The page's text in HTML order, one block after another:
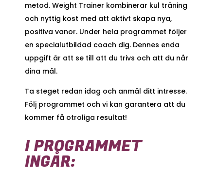
metod. Weight Trainer kombinerar kul träning
och nyttig kost med att aktivt skapa nya,
positiva vanor. Under hela programmet följer
en specialutbildad coach dig. Dennes enda
uppgift är att se till att du trivs och att du når
dina mål.
Ta steget redan idag och anmäl ditt intresse.
Följ programmet och vi kan garantera att du
kommer få otroliga resultat!
I PROGRAMMET
INGÅR: